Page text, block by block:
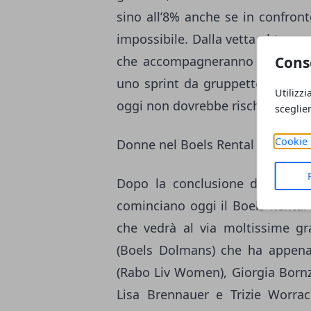
Cookie
sino all’8% anche se in
impossibile. Dalla vetta al
che accompagneranno verso il
uno sprint da gruppetto. La
oggi non dovrebbe rischiare di
Donne nel Boels Rental Ladies
Dopo la conclusione della
cominciano oggi il Boels
che vedrà al via moltissime
(Boels Dolmans) che ha
(Rabo Liv Women), Giorgia
Lisa Brennauer e Trizie